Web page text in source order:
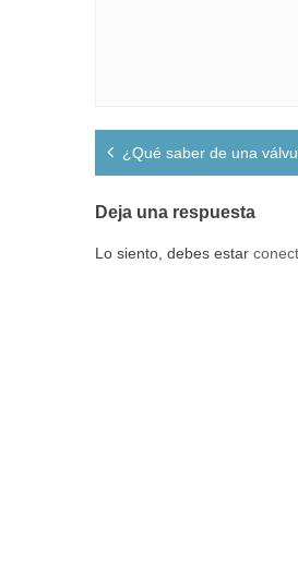
Navegación
de
entradas
¿Qué saber de una
Deja una respuesta
Lo siento, debes estar